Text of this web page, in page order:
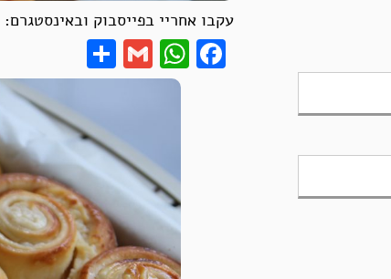
עקבו אחריי בפייסבוק ובאינסטגרם:
Facebook
WhatsApp
Gmail